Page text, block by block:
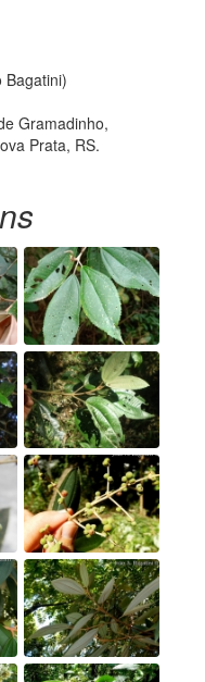
Bagatini)
Gramadinho,
Prata, RS.